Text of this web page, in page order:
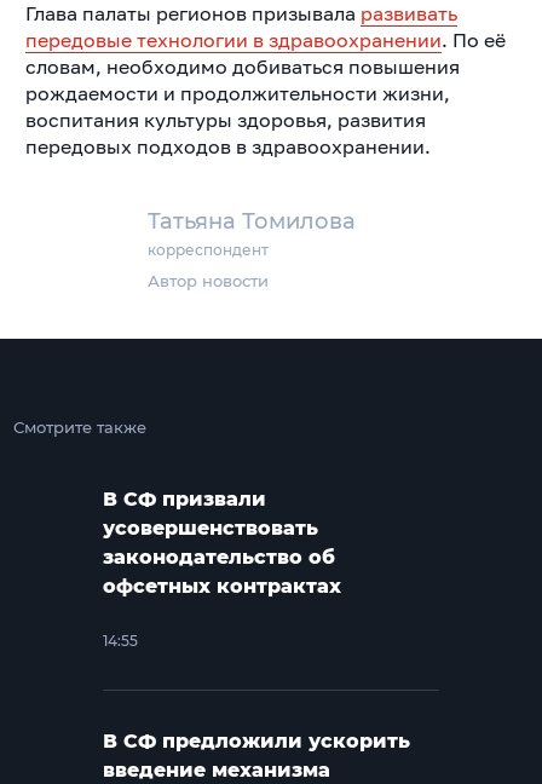
Татьяна Томилова
корреспондент
Автор новости
Глава палаты регионов призывала развивать
передовые технологии в здравоохранении. По её
словам, необходимо добиваться повышения
рождаемости и продолжительности жизни,
воспитания культуры здоровья, развития
передовых подходов в здравоохранении.
Смотрите также
В СФ призвали
усовершенствовать
законодательство об
офсетных контрактах
14:55
В СФ предложили ускорить
введение механизма